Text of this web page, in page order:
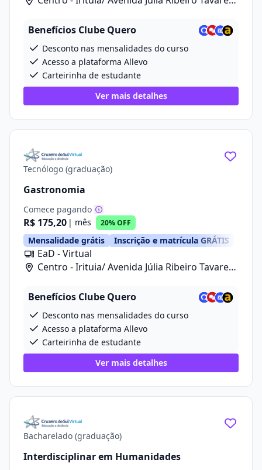
Benefícios Clube Quero
Desconto nas mensalidades do curso
Acesso a plataforma Allevo
Carteirinha de estudante
Ver mais detalhes
Tecnólogo (graduação)
Gastronomia
Comece pagando
R$ 175,20 | mês 20% OFF
Mensalidade grátis Inscrição e matrícula GRÁTIS
EaD - Virtual
Centro - Irituia/ Avenida Júlia Ribeiro Tavares,
Benefícios Clube Quero
Desconto nas mensalidades do curso
Acesso a plataforma Allevo
Carteirinha de estudante
Ver mais detalhes
Bacharelado (graduação)
Interdisciplinar em Humanidades